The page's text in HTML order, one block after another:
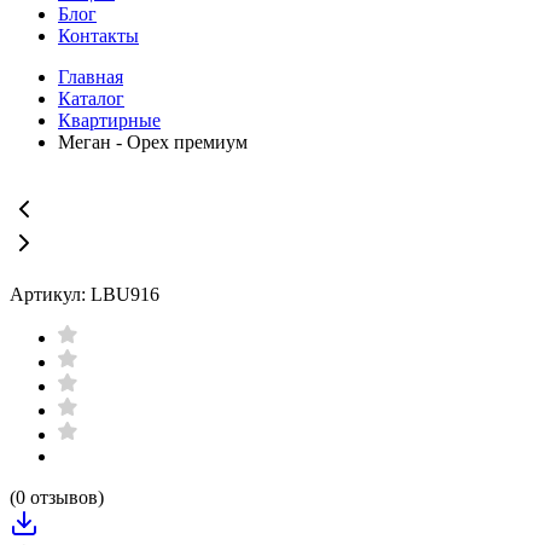
Блог
Контакты
Главная
Каталог
Квартирные
Меган - Орех премиум
Артикул: LBU916
(0 отзывов)